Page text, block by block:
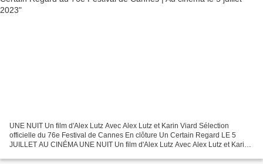
UNE NUIT Un film d'Alex Lutz Avec Alex Lutz et Karin Viard Sélection
officielle du 76e Festival de Cannes En clôture Un Certain Regard LE 5
JUILLET AU CINÉMA UNE NUIT Un film d'Alex Lutz Avec Alex Lutz et Karin